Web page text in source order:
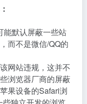
能默认屏蔽一些站
而不是微信/QQ的
网站违规，这并不
浏览器厂商的屏蔽
果设备的Safari浏